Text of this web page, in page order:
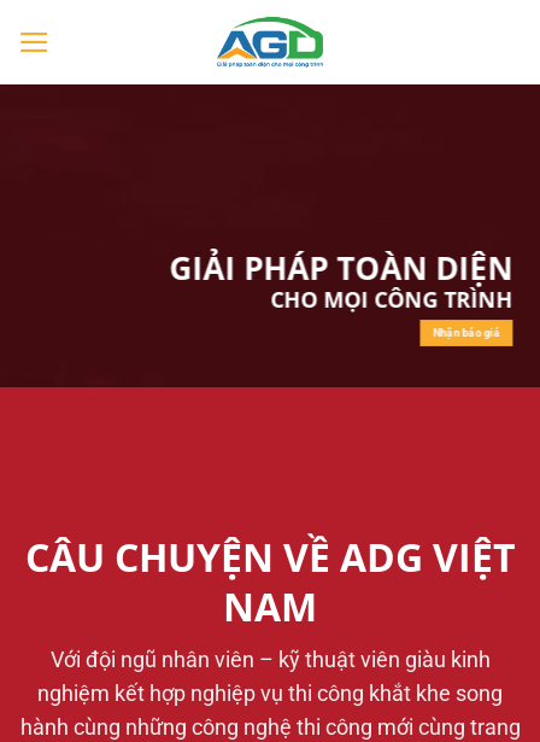
đến
nội
GIẢI PHÁP TOÀN DIỆN
CHO MỌI CÔNG TRÌNH
Nhận báo giá
CÂU CHUYỆN VỀ ADG VIỆT
NAM
Với đội ngũ nhân viên – kỹ thuật viên giàu kinh
nghiệm kết hợp nghiệp vụ thi công khắt khe song
hành cùng những công nghệ thi công mới cùng trang